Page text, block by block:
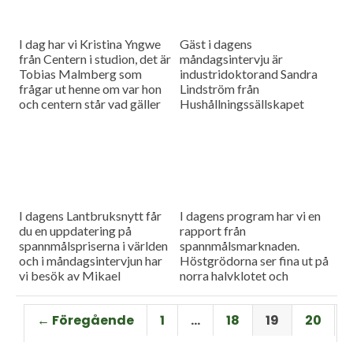
I dag har vi Kristina Yngwe
från Centern i studion, det är
Tobias Malmberg som
frågar ut henne om var hon
och centern står vad gäller
Gäst i dagens
måndagsintervju är
industridoktorand Sandra
Lindström från
Hushållningssällskapet
I dagens Lantbruksnytt får
du en uppdatering på
spannmålspriserna i världen
och i måndagsintervjun har
vi besök av Mikael
Lantmännen.
I dagens program har vi en
rapport från
spannmålsmarknaden.
Höstgrödorna ser fina ut på
norra halvklotet och
Gäst i vår måndagsintervju
är Torbjörn Lithell från HK
Scan som berättar om
← Föregående 1 … 18 19 20